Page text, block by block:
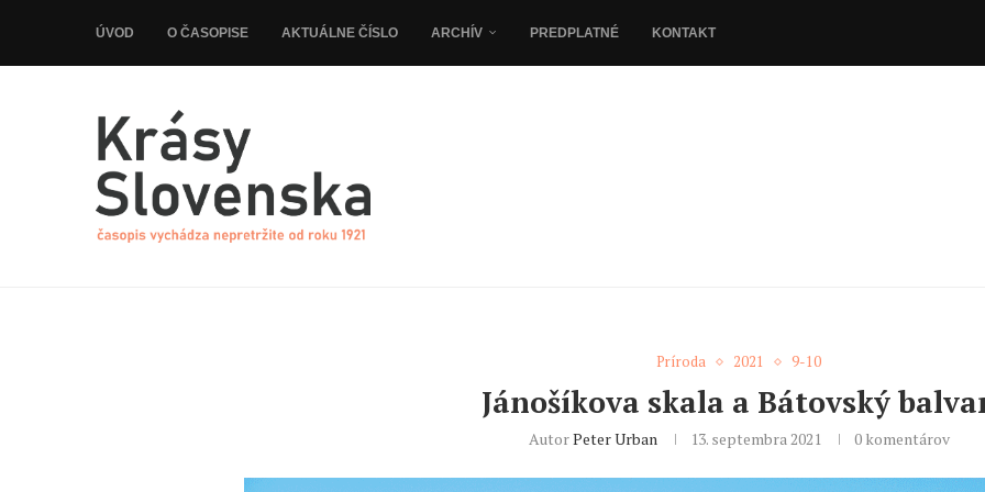
ÚVOD O ČASOPISE AKTUÁLNE ČÍSLO ARCHÍV PREDPLATNÉ KONTAKT
Príroda 2021 9-10
Jánošíkova skala a Bátovský
AutorPeter Urban 13. septembra 2021 0 komentárov